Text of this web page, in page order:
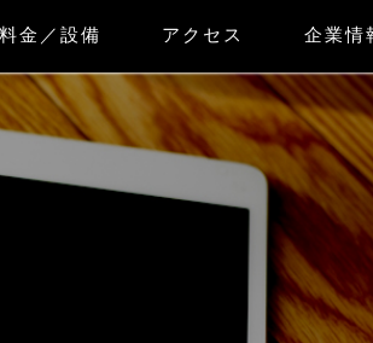
料金／設備 アクセス 企業情